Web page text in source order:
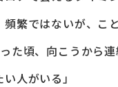
頻繁ではないが、こ
た頃、向こうから連
い人がいる」